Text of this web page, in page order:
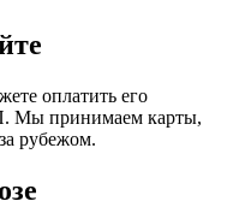
оплатить его
Мы принимаем карты,
рубежом.